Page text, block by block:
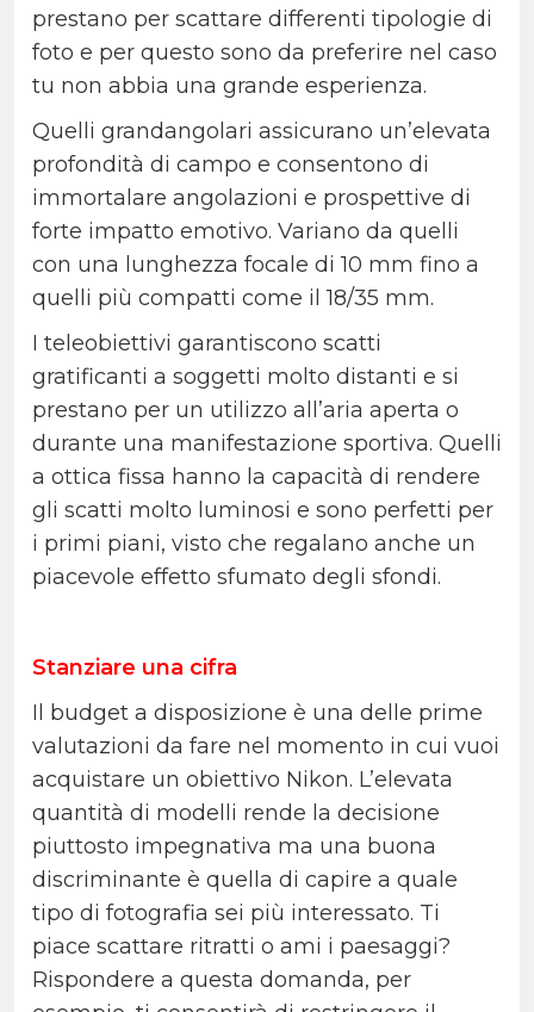
prestano per scattare differenti tipologie di
foto e per questo sono da preferire nel caso
tu non abbia una grande esperienza.
Quelli grandangolari assicurano un’elevata
profondità di campo e consentono di
immortalare angolazioni e prospettive di
forte impatto emotivo. Variano da quelli
con una lunghezza focale di 10 mm fino a
quelli più compatti come il 18/35 mm.
I teleobiettivi garantiscono scatti
gratificanti a soggetti molto distanti e si
prestano per un utilizzo all’aria aperta o
durante una manifestazione sportiva. Quelli
a ottica fissa hanno la capacità di rendere
gli scatti molto luminosi e sono perfetti per
i primi piani, visto che regalano anche un
piacevole effetto sfumato degli sfondi.
Stanziare una cifra
Il budget a disposizione è una delle prime
valutazioni da fare nel momento in cui vuoi
acquistare un obiettivo Nikon. L’elevata
quantità di modelli rende la decisione
piuttosto impegnativa ma una buona
discriminante è quella di capire a quale
tipo di fotografia sei più interessato. Ti
piace scattare ritratti o ami i paesaggi?
Rispondere a questa domanda, per